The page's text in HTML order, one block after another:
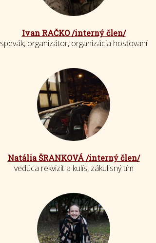
Ivan RAČKO /interný člen/
spevák, organizátor, organizácia hosťovaní
Natália ŠRANKOVÁ /interný člen/
vedúca rekvizít a kulís, zákulisný tím